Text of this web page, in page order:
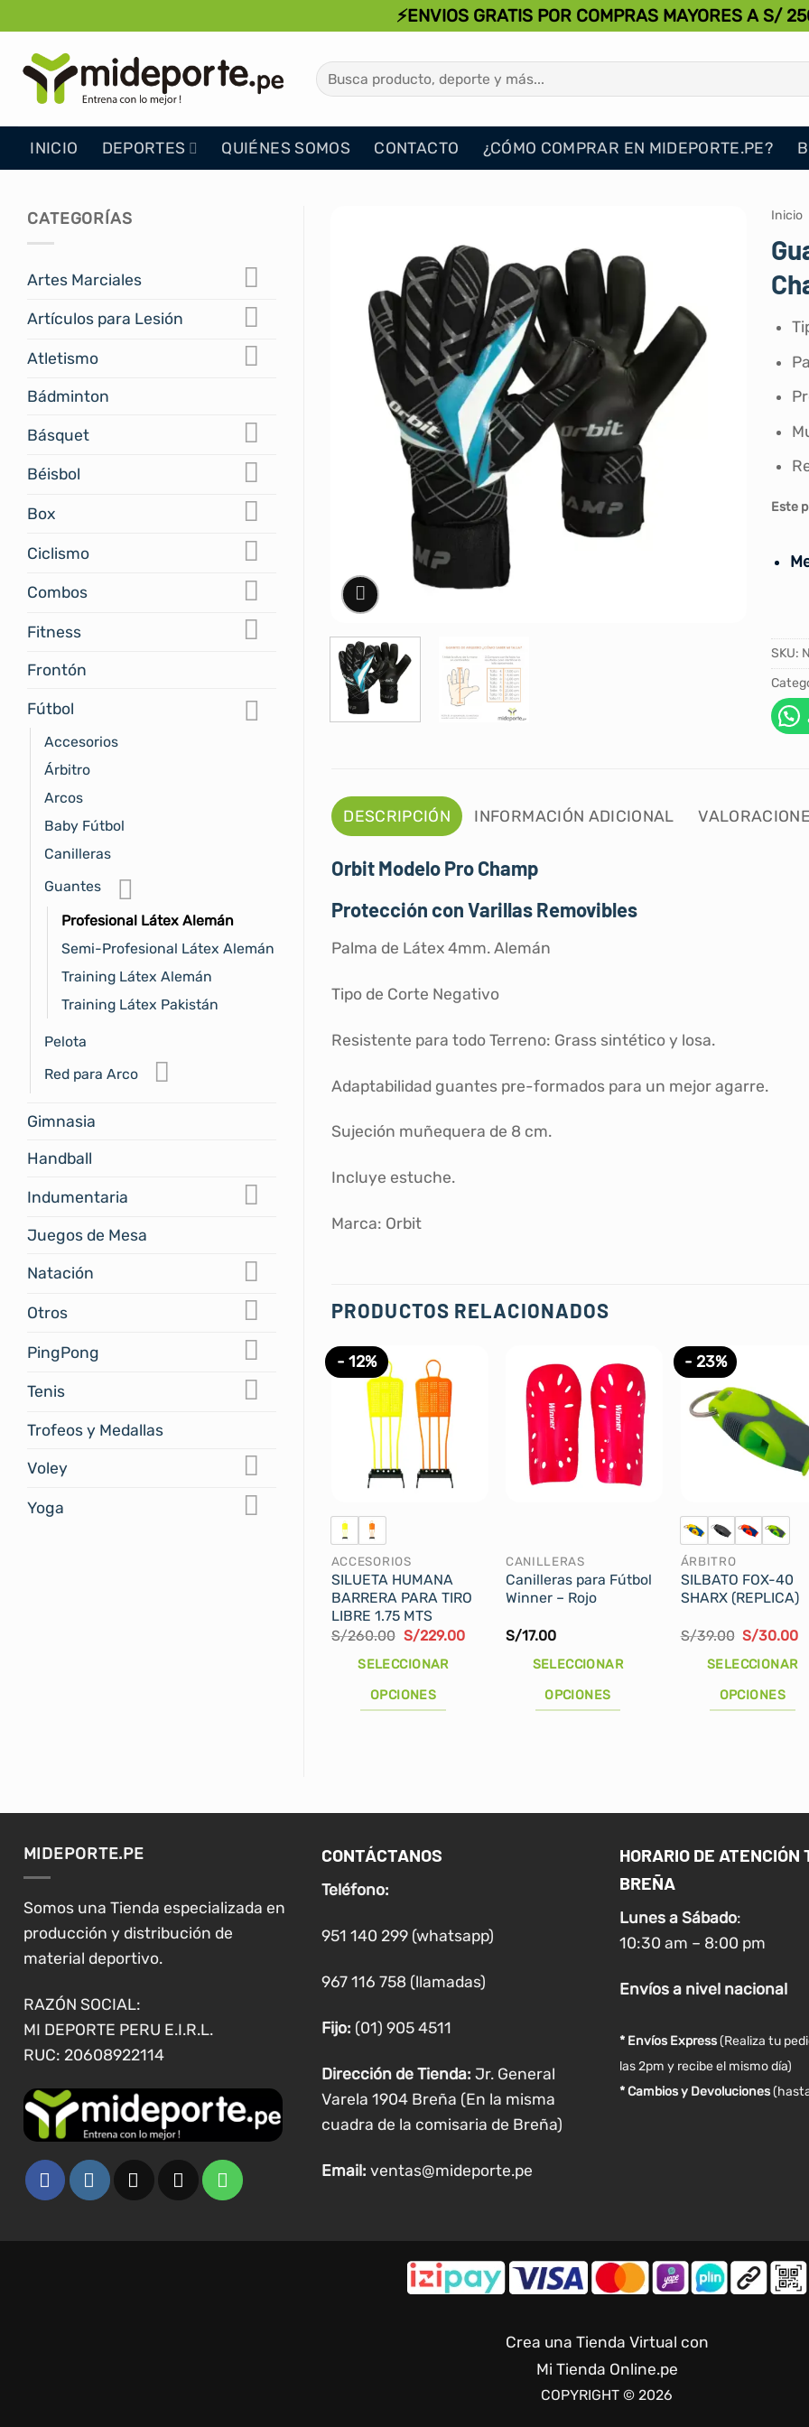
al
contenido
⚡ENVIOS GRATIS POR COMPRAS MAYORES A S/
Buscar
por:
INICIO DEPORTES QUIÉNES SOMOS CONTACTO ¿CÓMO COMPRAR EN MIDEPORTE.PE?
CATEGORÍAS
Artes Marciales
Artículos para Lesión
Atletismo
Bádminton
Básquet
Béisbol
Box
Ciclismo
Combos
Fitness
Frontón
Fútbol
Accesorios
Árbitro
Arcos
Baby Fútbol
Canilleras
Guantes
Profesional Látex Alemán
Semi-Profesional Látex Alemán
Training Látex Alemán
Training Látex Pakistán
Pelota
Red para Arco
Gimnasia
Handball
Indumentaria
Juegos de Mesa
Natación
Otros
PingPong
Tenis
Trofeos y Medallas
Voley
Yoga
Inicio
Este
SKU:
DESCRIPCIÓN INFORMACIÓN ADICIONAL
Orbit Modelo Pro Champ
Protección con Varillas Removibles
Palma de Látex 4mm. Alemán
Tipo de Corte Negativo
Resistente para todo Terreno: Grass sintético y losa.
Adaptabilidad guantes pre-formados para un mejor agarre.
Sujeción muñequera de 8 cm.
Incluye estuche.
Marca: Orbit
PRODUCTOS RELACIONADOS
- 12%
ACCESORIOS
SILUETA HUMANA
BARRERA PARA TIRO
LIBRE 1.75 MTS
S/260.00 El
precio
original
S/260.00.
S/229.00El
SELECCIONAR
OPCIONES
variantes.
opciones
se
elegir
en
página
producto
CANILLERAS
Canilleras para Fútbol
Winner – Rojo
S/17.00
SELECCIONAR
OPCIONES
variantes.
- 23%
ÁRBITRO
SILBATO FOX-40
SHARX (REPLICA)
S/39.00 El
precio
original
S/39.00.
S/30.00El
SELECCIONAR
OPCIONES
variantes.
opciones
elegir
en
página
producto
MIDEPORTE.PE
Somos una Tienda especializada en
producción y distribución de
material deportivo.
RAZÓN SOCIAL:
MI DEPORTE PERU E.I.R.L.
RUC: 20608922114
CONTÁCTANOS
Teléfono:
951 140 299 (whatsapp)
967 116 758 (llamadas)
Fijo: (01) 905 4511
Dirección de Tienda: Jr. General
Varela 1904 Breña (En la misma
cuadra de la comisaria de Breña)
Email: ventas@mideporte.pe
HORARIO DE ATENCIÓN
BREÑA
Lunes a Sábado:
10:30 am – 8:00 pm
Envíosa nivel nacional
* Envíos Express(Realiza tu
las 2pm y recibe el mismo día)
* Cambios y Devoluciones
Crea una Tienda Virtual con
Mi Tienda Online.pe
COPYRIGHT © 2026